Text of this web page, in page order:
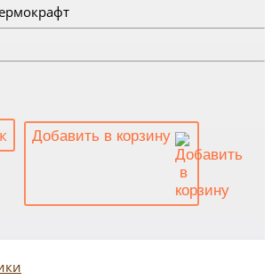
Добавить в корзину